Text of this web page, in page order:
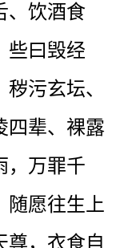
、饮酒食
些曰毁经
污玄坛、
四辈、裸露
，万罪千
随愿往生上
尊，衣食自